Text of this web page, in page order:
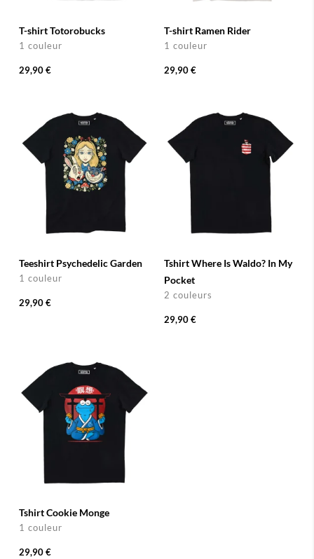
T-shirt Totorobucks
1 couleur
29,90 €
T-shirt Ramen Rider
1 couleur
29,90 €
Teeshirt Psychedelic Garden
1 couleur
29,90 €
Tshirt Where Is Waldo? In My
Pocket
2 couleurs
29,90 €
Tshirt Cookie Monge
1 couleur
29,90 €